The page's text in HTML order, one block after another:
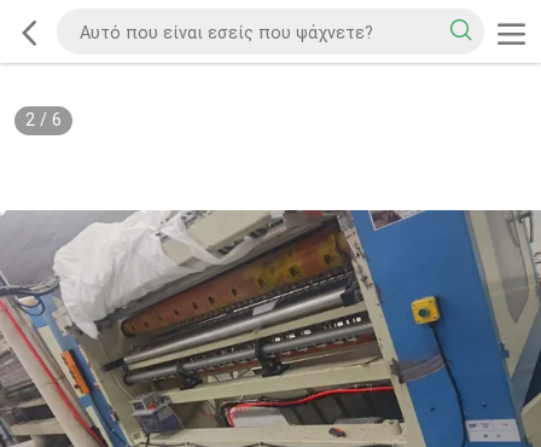
2/ 6